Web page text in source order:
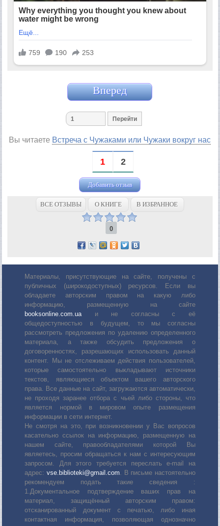
Вперед
Вы читаете Встреча с Чужаками или Чужаки вокруг нас
1 2
Добавить отзыв
ВСЕ ОТЗЫВЫ О КНИГЕ В ИЗБРАННОЕ
0
Материалы, присутствующие на сайте, получены с
публичных (широкодоступных) ресурсов. Если вы
обладаете авторским правом на какую либо
информацию, размещенную на сайте
booksonline.com.uaи не согласны с её
общедоступностью в будущем, то мы согласны
рассмотреть предложения по удалению определенного
материала, а также обсудить предложения о
договоренностях, разрешающих использовать данный
контент. Мы не отслеживаем действия пользователей,
которые самостоятельно выкладывают источники
текстов, являющиеся объектом вашего авторского
права. Все данные на сайт, загружаются автоматически,
не проходя заранее отбора с чьей либо стороны, что
является нормой в мировом опыте размещения
информации в сети интернет.
Не смотря на это, при возникновении у Вас вопросов
касательно ссылок на информацию, размещенную на
нашем сайте, правообладателями которой Вы
являетесь, просим обращаться к нам с интересующим
запросом. Для этого требуется переслать е-mail на
адрес: vse.biblioteki@gmail.com. В письме настоятельно
рекомендуем подать такие сведения :
1.Документальное подтверждение ваших прав на
материал, защищённый авторским правом:
отсканированный документ с печатью, либо иная
контактная информация, позволяющая однозначно